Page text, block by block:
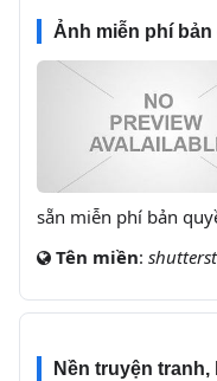
Ảnh miễn phí
sẵn miễn phí bản
Tên miền:
Nền truyện